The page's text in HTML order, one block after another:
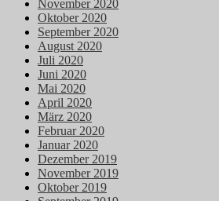
November 2020
Oktober 2020
September 2020
August 2020
Juli 2020
Juni 2020
Mai 2020
April 2020
März 2020
Februar 2020
Januar 2020
Dezember 2019
November 2019
Oktober 2019